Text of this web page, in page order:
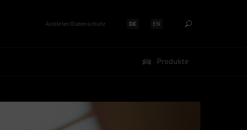
Anbieter/Datenschutz Sprache auswählen:
DE Sprache auswählen:
EN
Produkte